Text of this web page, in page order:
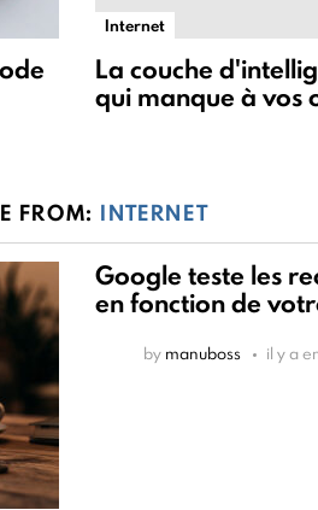
Internet
La couche
qui manque à vos
FROM: INTERNET
Google teste les
en fonction de
by manuboss il y a